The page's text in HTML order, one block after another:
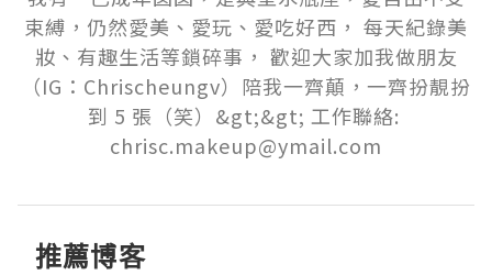
束縛，仍然愛美、愛玩、愛吃好西， 每天紀錄美
妝、有趣生活等鎖碎事， 歡迎大家加我做朋友
（IG：Chrischeungv）陪我一齊顛，一齊扮靚扮
到 5 張（笑）&gt;&gt; 工作聯絡:
chrisc.makeup@ymail.com
推薦博客